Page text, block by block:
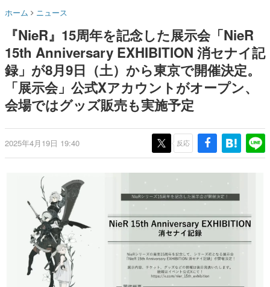
名作ゲームクリエイターの方々に製作時のエピソードをお
きます。
赫本
この物語を解いてはいけない。『赫本』は、〈試験問題〉
の形をした短編ホラー小説集です。
新世代に訊く
これからのデジタルゲーム市場を担う若きクリエイター達
ゲーム世代の作家たち
ゲームに多大な影響を受けた作家さんに取材し、ゲームが
画です。
日本モバイルゲーム産業史
日本のモバイルゲーム史における主要なトピック・タイト
ルを網羅するほか、開発者へのインタビューや識者による
解説を掲載。約20年の歴史が一望できる決定版！
若ゲのいたり〜ゲームクリエイターの青春〜
『うつヌケ』『ペンと箸』等で知られるマンガ家・田中圭
一先生によるゲーム業界レポートマンガです。
ガの舞台である群馬の「イオン
ら8月20日までの期間限定で開
催予定
ホーム ニュース
『NieR』15周年を記念した展示会「NieR
15th Anniversary EXHIBITION 消セナイ記
録」が8月9日（土）から東京で開催決定。
「展示会」公式Xアカウントがオープン、
会場ではグッズ販売も実施予定
2025年4月19日 19:40 反応